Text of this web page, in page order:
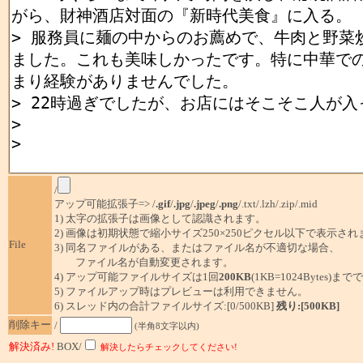
File
/
アップ可能拡張子=> /.gif/.jpg/.jpeg/.png/.txt/.lzh/.zip/.mid
1) 太字の拡張子は画像として認識されます。
2) 画像は初期状態で縮小サイズ250×250ピクセル以下で表示され
3) 同名ファイルがある、またはファイル名が不適切な場合、
ファイル名が自動変更されます。
4) アップ可能ファイルサイズは1回200KB(1KB=1024Bytes)まで
5) ファイルアップ時はプレビューは利用できません。
6) スレッド内の合計ファイルサイズ:[0/500KB] 残り:[500KB]
削除キー / (半角8文字以内)
解決済み! BOX/ 解決したらチェックしてください!